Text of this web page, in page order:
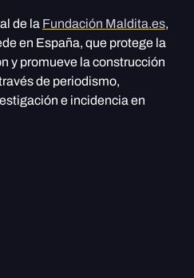
de la Fundación Maldita.es,
en España, que protege la
y promueve la construcción
de periodismo,
e incidencia en